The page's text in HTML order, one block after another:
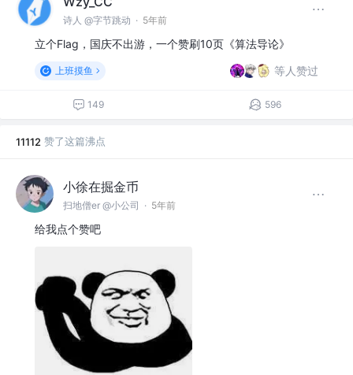
诗人 @字节跳动 · 5年前
立个Flag，国庆不出游，一个赞刷10页《算法导论》
上班摸鱼 等人赞过
149 596
11112 赞了这篇沸点
小徐在掘金币
扫地僧er @小公司 · 5年前
给我点个赞吧